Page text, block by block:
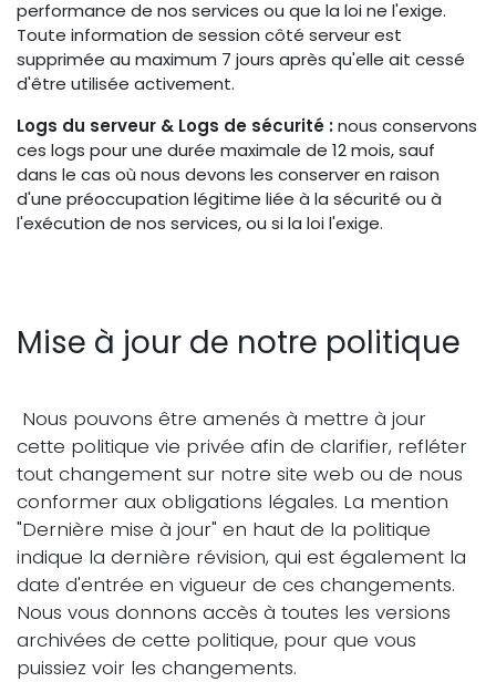
performance de nos services ou que la loi ne l'exige.
Toute information de session côté serveur est
supprimée au maximum 7 jours après qu'elle ait cessé
d'être utilisée activement.
Logs du serveur & Logs de sécurité :nous conservons
ces logs pour une durée maximale de 12 mois, sauf
dans le cas où nous devons les conserver en raison
d'une préoccupation légitime liée à la sécurité ou à
l'exécution de nos services, ou si la loi l'exige.
Mise à jour de notre politique
Nous pouvons être amenés à mettre à jour
cette politique vie privée afin de clarifier, refléter
tout changement sur notre site web ou de nous
conformer aux obligations légales. La mention
"Dernière mise à jour" en haut de la politique
indique la dernière révision, qui est également la
date d'entrée en vigueur de ces changements.
Nous vous donnons accès à toutes les versions
archivées de cette politique, pour que vous
puissiez voir les changements.